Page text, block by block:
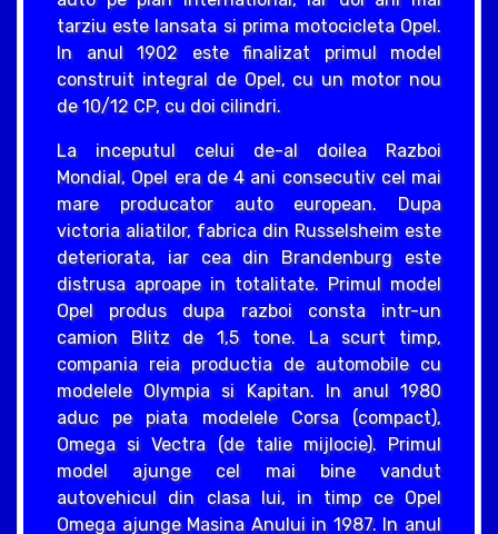
tarziu este lansata si prima motocicleta Opel.
In anul 1902 este finalizat primul model
construit integral de Opel, cu un motor nou
de 10/12 CP, cu doi cilindri.
La inceputul celui de-al doilea Razboi
Mondial, Opel era de 4 ani consecutiv cel mai
mare producator auto european. Dupa
victoria aliatilor, fabrica din Russelsheim este
deteriorata, iar cea din Brandenburg este
distrusa aproape in totalitate. Primul model
Opel produs dupa razboi consta intr-un
camion Blitz de 1,5 tone. La scurt timp,
compania reia productia de automobile cu
modelele Olympia si Kapitan. In anul 1980
aduc pe piata modelele Corsa (compact),
Omega si Vectra (de talie mijlocie). Primul
model ajunge cel mai bine vandut
autovehicul din clasa lui, in timp ce Opel
Omega ajunge Masina Anului in 1987. In anul